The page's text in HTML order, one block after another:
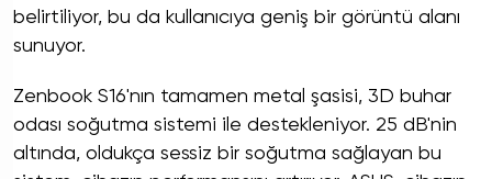
belirtiliyor, bu da kullanıcıya geniş bir görüntü alanı
sunuyor.
Zenbook S16'nın tamamen metal şasisi, 3D buhar
odası soğutma sistemi ile destekleniyor. 25 dB'nin
altında, oldukça sessiz bir soğutma sağlayan bu